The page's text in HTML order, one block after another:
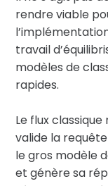
rendre viable
travail
modèles de
rapides.
Le flux
valide la
le gros modèle
et génère sa